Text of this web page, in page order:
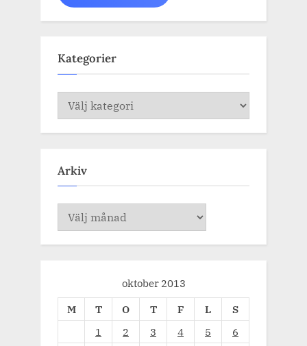
Kategorier
Kategorier
Arkiv
Arkiv
oktober 2013
M
T O T F L
S
1
2 3 4 5
6